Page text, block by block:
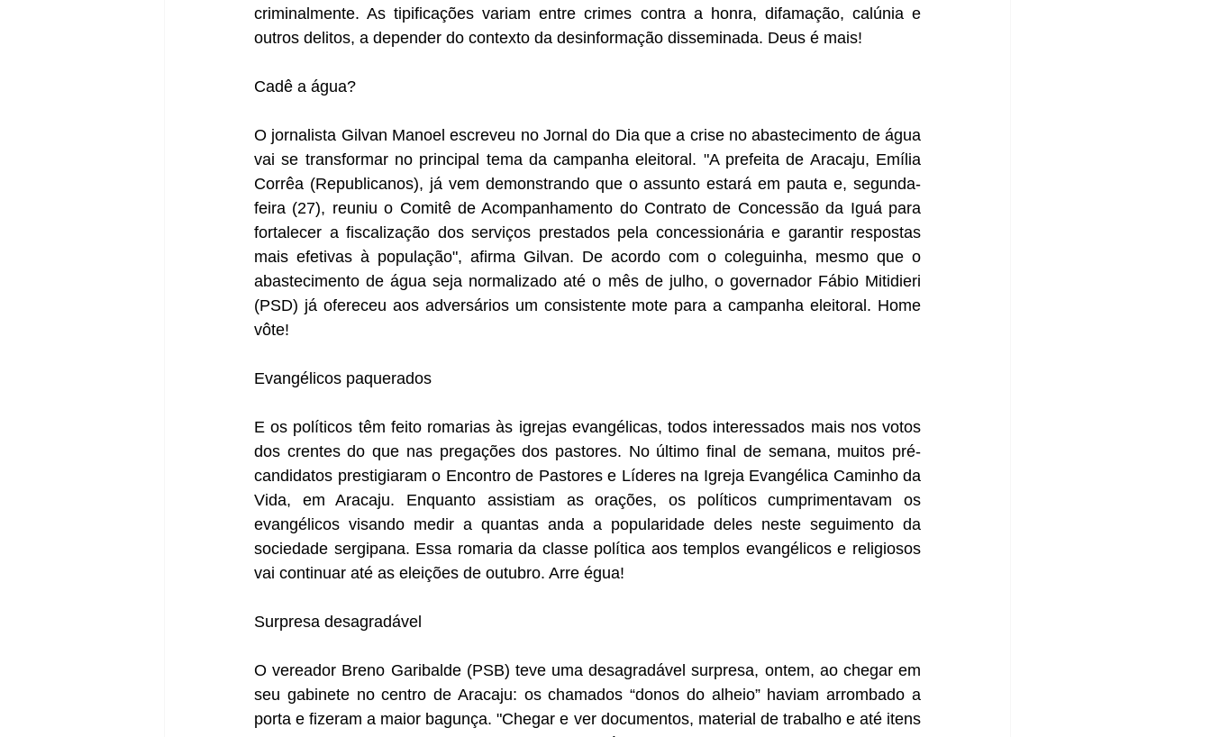
criminalmente. As tipificações variam entre crimes contra a honra, difamação, calúnia e
outros delitos, a depender do contexto da desinformação disseminada. Deus é mais!
Cadê a água?
O jornalista Gilvan Manoel escreveu no Jornal do Dia que a crise no abastecimento de água
vai se transformar no principal tema da campanha eleitoral. "A prefeita de Aracaju, Emília
Corrêa (Republicanos), já vem demonstrando que o assunto estará em pauta e, segunda-
feira (27), reuniu o Comitê de Acompanhamento do Contrato de Concessão da Iguá para
fortalecer a fiscalização dos serviços prestados pela concessionária e garantir respostas
mais efetivas à população", afirma Gilvan. De acordo com o coleguinha, mesmo que o
abastecimento de água seja normalizado até o mês de julho, o governador Fábio Mitidieri
(PSD) já ofereceu aos adversários um consistente mote para a campanha eleitoral. Home
vôte!
Evangélicos paquerados
E os políticos têm feito romarias às igrejas evangélicas, todos interessados mais nos votos
dos crentes do que nas pregações dos pastores. No último final de semana, muitos pré-
candidatos prestigiaram o Encontro de Pastores e Líderes na Igreja Evangélica Caminho da
Vida, em Aracaju. Enquanto assistiam as orações, os políticos cumprimentavam os
evangélicos visando medir a quantas anda a popularidade deles neste seguimento da
sociedade sergipana. Essa romaria da classe política aos templos evangélicos e religiosos
vai continuar até as eleições de outubro. Arre égua!
Surpresa desagradável
O vereador Breno Garibalde (PSB) teve uma desagradável surpresa, ontem, ao chegar em
seu gabinete no centro de Aracaju: os chamados “donos do alheio” haviam arrombado a
porta e fizeram a maior bagunça. "Chegar e ver documentos, material de trabalho e até itens